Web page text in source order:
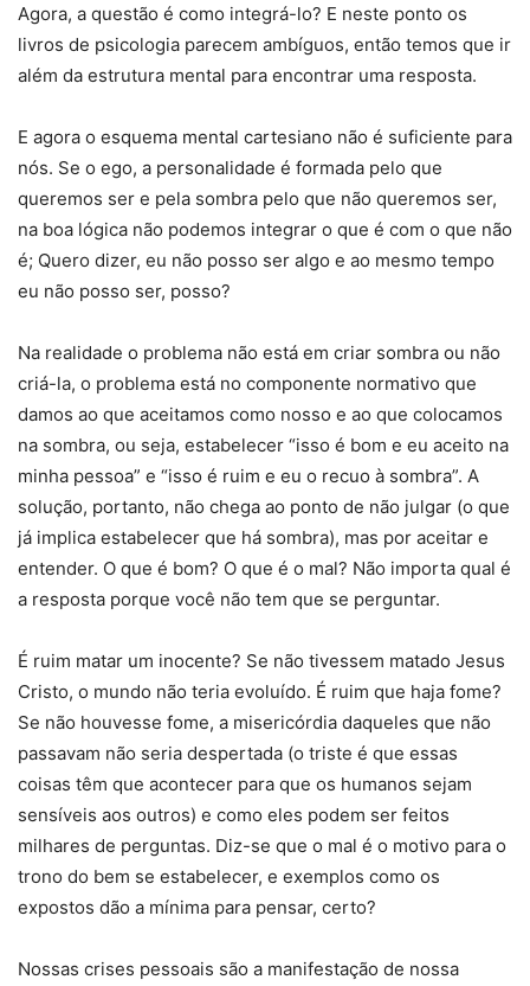
Agora, a questão é como integrá-lo? E neste ponto os
livros de psicologia parecem ambíguos, então temos que ir
além da estrutura mental para encontrar uma resposta.
E agora o esquema mental cartesiano não é suficiente para
nós. Se o ego, a personalidade é formada pelo que
queremos ser e pela sombra pelo que não queremos ser,
na boa lógica não podemos integrar o que é com o que não
é; Quero dizer, eu não posso ser algo e ao mesmo tempo
eu não posso ser, posso?
Na realidade o problema não está em criar sombra ou não
criá-la, o problema está no componente normativo que
damos ao que aceitamos como nosso e ao que colocamos
na sombra, ou seja, estabelecer “isso é bom e eu aceito na
minha pessoa” e “isso é ruim e eu o recuo à sombra”. A
solução, portanto, não chega ao ponto de não julgar (o que
já implica estabelecer que há sombra), mas por aceitar e
entender. O que é bom? O que é o mal? Não importa qual é
a resposta porque você não tem que se perguntar.
É ruim matar um inocente? Se não tivessem matado Jesus
Cristo, o mundo não teria evoluído. É ruim que haja fome?
Se não houvesse fome, a misericórdia daqueles que não
passavam não seria despertada (o triste é que essas
coisas têm que acontecer para que os humanos sejam
sensíveis aos outros) e como eles podem ser feitos
milhares de perguntas. Diz-se que o mal é o motivo para o
trono do bem se estabelecer, e exemplos como os
expostos dão a mínima para pensar, certo?
Nossas crises pessoais são a manifestação de nossa